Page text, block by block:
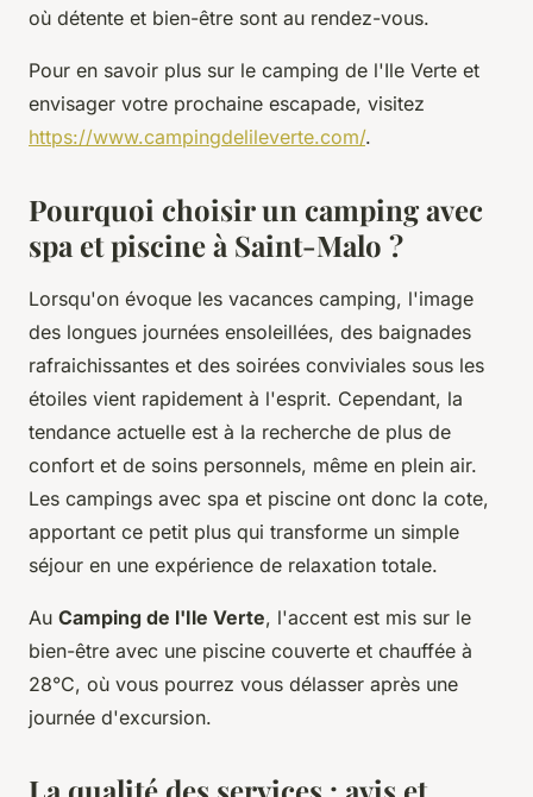
où détente et bien-être sont au rendez-vous.
Pour en savoir plus sur le camping de l'Ile Verte et
envisager votre prochaine escapade, visitez
https://www.campingdelileverte.com/.
Pourquoi choisir un camping avec
spa et piscine à Saint-Malo ?
Lorsqu'on évoque les vacances camping, l'image
des longues journées ensoleillées, des baignades
rafraichissantes et des soirées conviviales sous les
étoiles vient rapidement à l'esprit. Cependant, la
tendance actuelle est à la recherche de plus de
confort et de soins personnels, même en plein air.
Les campings avec spa et piscine ont donc la cote,
apportant ce petit plus qui transforme un simple
séjour en une expérience de relaxation totale.
Au Camping de l'Ile Verte, l'accent est mis sur le
bien-être avec une piscine couverte et chauffée à
28°C, où vous pourrez vous délasser après une
journée d'excursion.
La qualité des services : avis et